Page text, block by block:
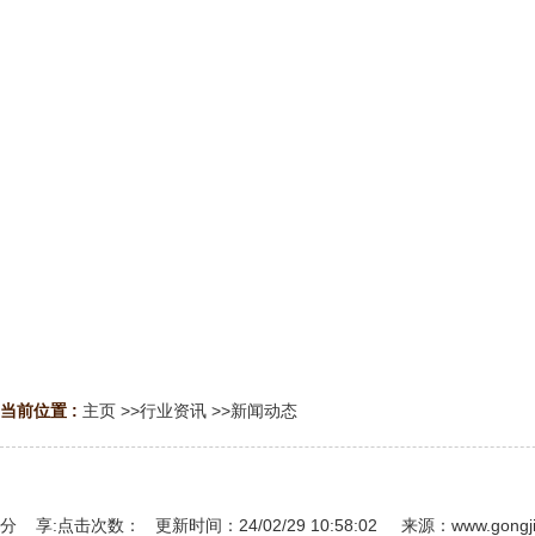
当前位置 : 主页 >>行业资讯 >>新闻动态
点击次数： 更新时间：24/02/29 10:58:02 来源：
分 享: